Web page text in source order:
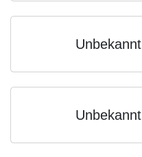
Unbekannt
Unbekannt